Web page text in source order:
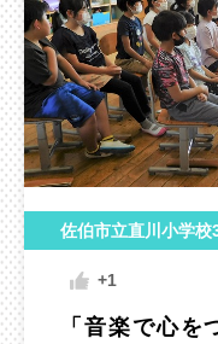
佐伯市立直川小学校
+1
「音楽で心を